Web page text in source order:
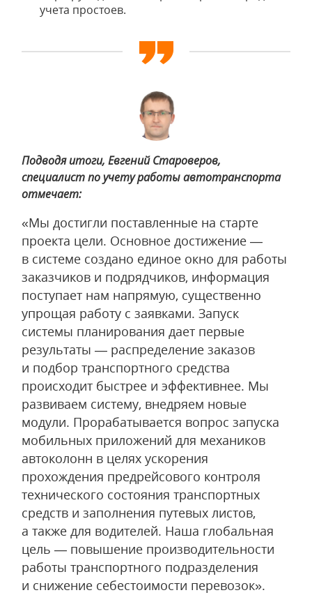
учета простоев.
Подводя итоги, Евгений Староверов,
специалист по учету работы автотранспорта
отмечает:
«Мы достигли поставленные на старте
проекта цели. Основное достижение —
в системе создано единое окно для работы
заказчиков и подрядчиков, информация
поступает нам напрямую, существенно
упрощая работу с заявками. Запуск
системы планирования дает первые
результаты — распределение заказов
и подбор транспортного средства
происходит быстрее и эффективнее. Мы
развиваем систему, внедряем новые
модули. Прорабатывается вопрос запуска
мобильных приложений для механиков
автоколонн в целях ускорения
прохождения предрейсового контроля
технического состояния транспортных
средств и заполнения путевых листов,
а также для водителей. Наша глобальная
цель — повышение производительности
работы транспортного подразделения
и снижение себестоимости перевозок».